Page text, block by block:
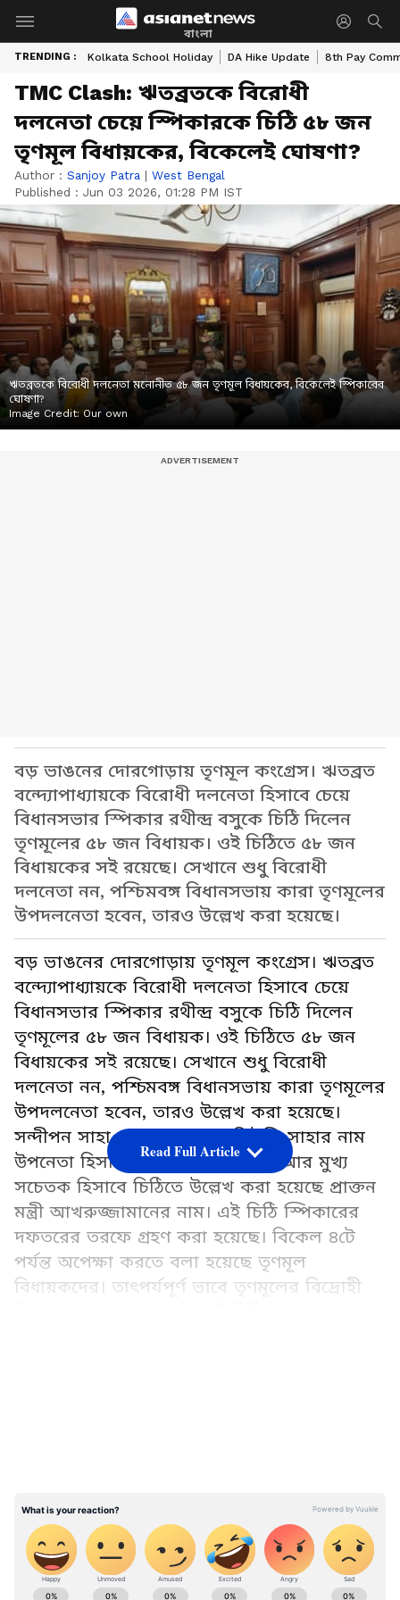
বাংলা
TRENDING : Kolkata School Holiday DA Hike Update 8th Pay
TMC Clash: ঋতব্রতকে বিরোধী
দলনেতা চেয়ে স্পিকারকে চিঠি ৫৮ জন
তৃণমূল বিধায়কের, বিকেলেই ঘোষণা?
Author : Sanjoy Patra | West Bengal
Published : Jun 03 2026, 01:28 PM IST
ঋতব্রতকে বিরোধী দলনেতা মনোনীত ৫৮ জন তৃণমূল বিধায়কের, বিকেলেই স্পিকারের
ঘোষণা?
Image Credit: Our own
বড় ভাঙনের দোরগোড়ায় তৃণমূল কংগ্রেস। ঋতব্রত
বন্দ্যোপাধ্যায়কে বিরোধী দলনেতা হিসাবে চেয়ে
বিধানসভার স্পিকার রথীন্দ্র বসুকে চিঠি দিলেন
তৃণমূলের ৫৮ জন বিধায়ক। ওই চিঠিতে ৫৮ জন
বিধায়কের সই রয়েছে। সেখানে শুধু বিরোধী
দলনেতা নন, পশ্চিমবঙ্গ বিধানসভায় কারা তৃণমূলের
উপদলনেতা হবেন, তারও উল্লেখ করা হয়েছে।
বড় ভাঙনের দোরগোড়ায় তৃণমূল কংগ্রেস। ঋতব্রত
বন্দ্যোপাধ্যায়কে বিরোধী দলনেতা হিসাবে চেয়ে
বিধানসভার স্পিকার রথীন্দ্র বসুকে চিঠি দিলেন
তৃণমূলের ৫৮ জন বিধায়ক। ওই চিঠিতে ৫৮ জন
বিধায়কের সই রয়েছে। সেখানে শুধু বিরোধী
দলনেতা নন, পশ্চিমবঙ্গ বিধানসভায় কারা তৃণমূলের
উপদলনেতা হবেন, তারও উল্লেখ করা হয়েছে।
সন্দীপন সাহা, জাভেদ খান ও শিউলি সাহার নাম
উপনেতা হিসাবে প্রস্তাব করা হয়েছে। আর মুখ্য
সচেতক হিসাবে চিঠিতে উল্লেখ করা হয়েছে প্রাক্তন
মন্ত্রী আখরুজ্জামানের নাম। এই চিঠি স্পিকারের
দফতরের তরফে গ্রহণ করা হয়েছে। বিকেল ৪টে
পর্যন্ত অপেক্ষা করতে বলা হয়েছে তৃণমূল
বিধায়কদের। তাৎপর্যপূর্ণ ভাবে তৃণমূলের বিদ্রোহী
নিয়ে বিধানসভায় হাজির হন দলের বিক্ষুব্ধ বিধায়ক
ঋতব্রত বন্দ্যোপাধ্যায়। একে একে অন্য বিধায়কেরাও
পৌঁছন। বিদ্রোহী বিধায়কেরা বিধানসভার কাউন্সিল
চেম্বারে বৈঠক করেন। ঘণ্টা দেড়েকের বৈঠকের পর
Read Full Article
West Bengal News (পশ্চিমবঙ্গের খবর): Read In